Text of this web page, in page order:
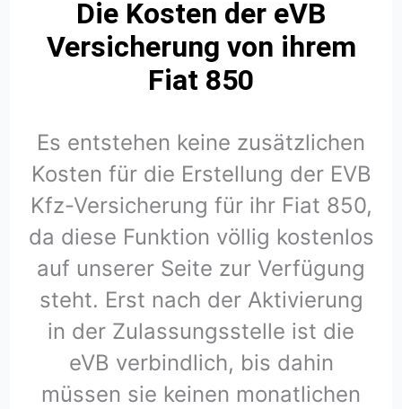
Die Kosten der eVB
Versicherung von ihrem
Fiat 850
Es entstehen keine zusätzlichen
Kosten für die Erstellung der EVB
Kfz-Versicherung für ihr Fiat 850,
da diese Funktion völlig kostenlos
auf unserer Seite zur Verfügung
steht. Erst nach der Aktivierung
in der Zulassungsstelle ist die
eVB verbindlich, bis dahin
müssen sie keinen monatlichen